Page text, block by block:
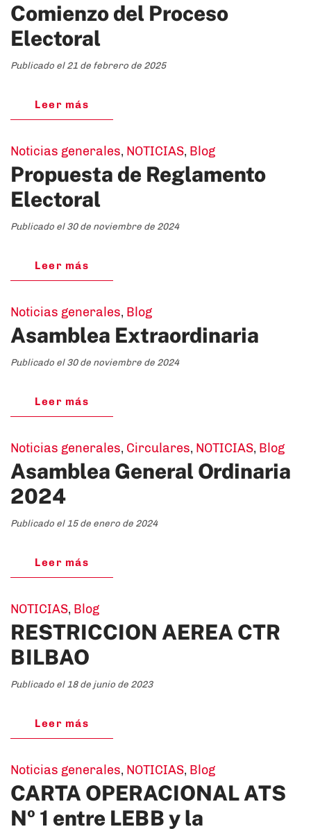
Comienzo del Proceso
Electoral
Publicado el 21 de febrero de 2025
Leer más
Noticias generales, NOTICIAS, Blog
Propuesta de Reglamento
Electoral
Publicado el 30 de noviembre de 2024
Leer más
Noticias generales, Blog
Asamblea Extraordinaria
Publicado el 30 de noviembre de 2024
Leer más
Noticias generales, Circulares, NOTICIAS, Blog
Asamblea General Ordinaria
2024
Publicado el 15 de enero de 2024
Leer más
NOTICIAS, Blog
RESTRICCION AEREA CTR
BILBAO
Publicado el 18 de junio de 2023
Leer más
Noticias generales, NOTICIAS, Blog
CARTA OPERACIONAL ATS
Nº 1 entre LEBB y la